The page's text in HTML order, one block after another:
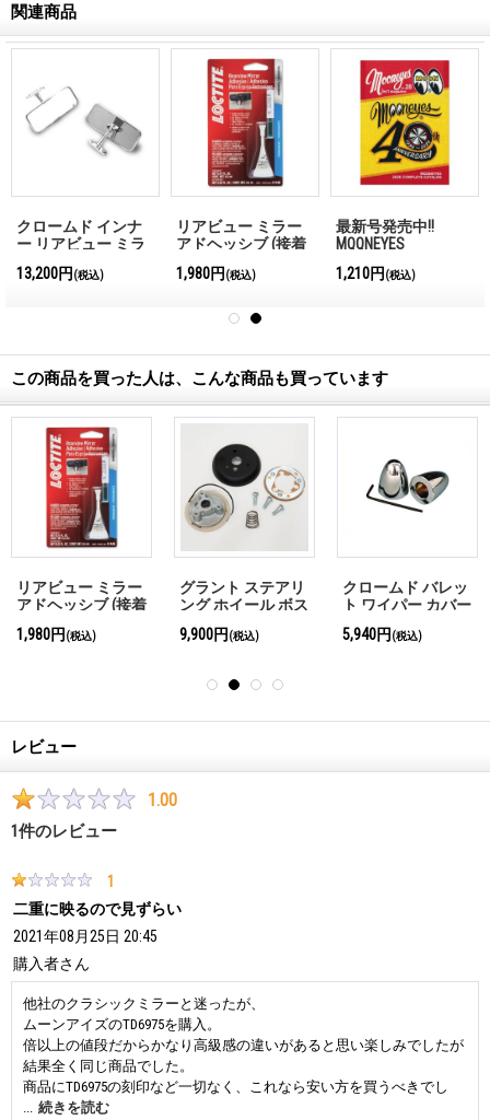
関連商品
クロームド インナ
ー リアビュー ミラ
13,200円 (税込)
リアビュー ミラー
アドヘッシブ (接着
1,980円 (税込)
最新号発売中!!
MQQNEYES
Magazine No.28 2026
1,210円 (税込)
この商品を買った人は、こんな商品も買っています
リアビュー ミラー
アドヘッシブ (接着
1,980円 (税込)
グラント ステアリ
ング ホイール ボス
GB3000番代
9,900円 (税込)
クロームド バレッ
ト ワイパー カバー
5,940円 (税込)
レビュー
1.00
1件のレビュー
1
二重に映るので見ずらい
2021年08月25日 20:45
購入者さん
他社のクラシックミラーと迷ったが、
ムーンアイズのTD6975を購入。
倍以上の値段だからかなり高級感の違いがあると思い楽しみでしたが
結果全く同じ商品でした。
商品にTD6975の刻印など一切なく、これなら安い方を買うべきでし
た。
続きを読む